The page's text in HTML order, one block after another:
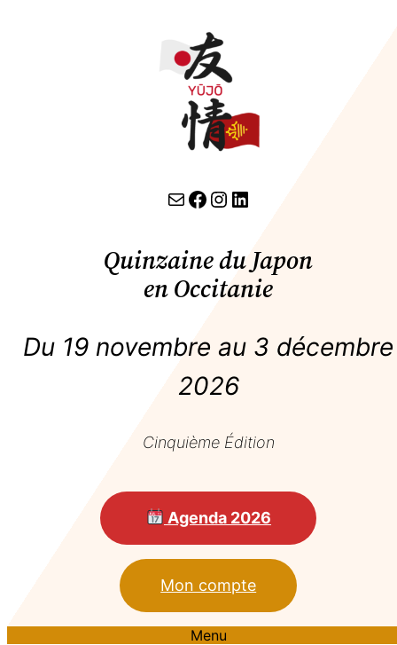
contact par email lien facebook Instagram LinkedIn
Quinzaine du Japon
en Occitanie
Du 19 novembre au 3 décembre
2026
Cinquième Édition
Agenda 2026
Mon compte
Menu